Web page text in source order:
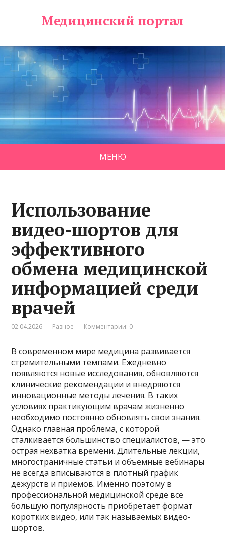
Медицинский портал
МЕНЮ
Использование
видео-шортов для
эффективного
обмена медицинской
информацией среди
врачей
02.04.2026 Разное Комментарии: 0
В современном мире медицина развивается
стремительными темпами. Ежедневно
появляются новые исследования, обновляются
клинические рекомендации и внедряются
инновационные методы лечения. В таких
условиях практикующим врачам жизненно
необходимо постоянно обновлять свои знания.
Однако главная проблема, с которой
сталкивается большинство специалистов, — это
острая нехватка времени. Длительные лекции,
многостраничные статьи и объемные вебинары
не всегда вписываются в плотный график
дежурств и приемов. Именно поэтому в
профессиональной медицинской среде все
большую популярность приобретает формат
коротких видео, или так называемых видео-
шортов.